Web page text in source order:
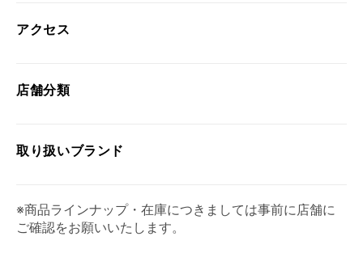
アクセス
店舗分類
取り扱いブランド
※商品ラインナップ・在庫につきましては事前に店舗に
ご確認をお願いいたします。